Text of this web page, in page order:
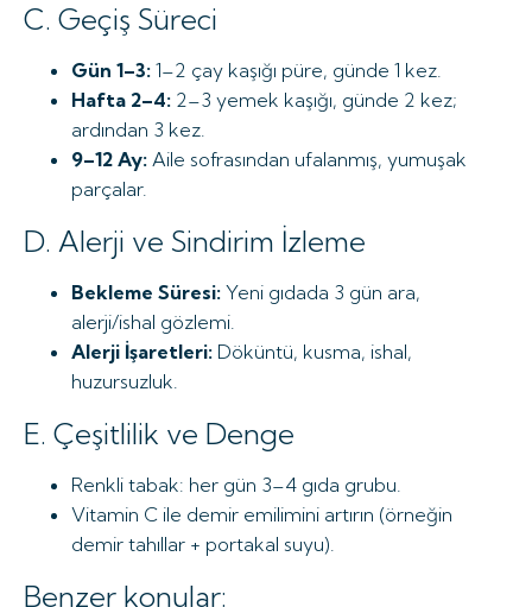
C. Geçiş Süreci
Gün 1–3: 1–2 çay kaşığı püre, günde 1 kez.
Hafta 2–4: 2–3 yemek kaşığı, günde 2 kez;
ardından 3 kez.
9–12 Ay: Aile sofrasından ufalanmış, yumuşak
parçalar.
D. Alerji ve Sindirim İzleme
Bekleme Süresi: Yeni gıdada 3 gün ara,
alerji/ishal gözlemi.
Alerji İşaretleri: Döküntü, kusma, ishal,
huzursuzluk.
E. Çeşitlilik ve Denge
Renkli tabak: her gün 3–4 gıda grubu.
Vitamin C ile demir emilimini artırın (örneğin
demir tahıllar + portakal suyu).
Benzer konular: